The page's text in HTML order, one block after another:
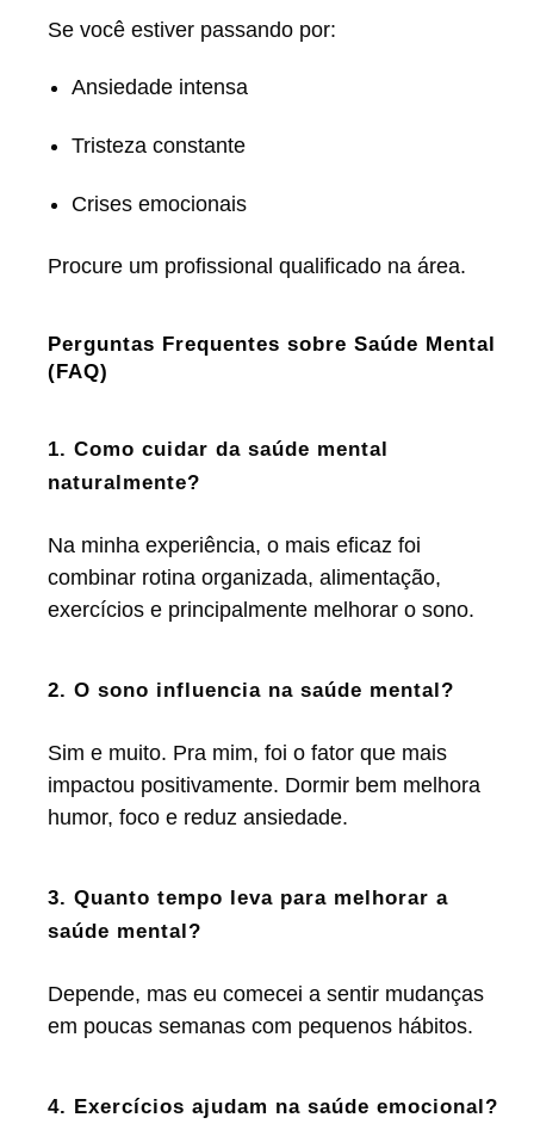
Se você estiver passando por:
Ansiedade intensa
Tristeza constante
Crises emocionais
Procure um profissional qualificado na área.
Perguntas Frequentes sobre Saúde Mental
(FAQ)
1. Como cuidar da saúde mental
naturalmente?
Na minha experiência, o mais eficaz foi
combinar rotina organizada, alimentação,
exercícios e principalmente melhorar o sono.
2. O sono influencia na saúde mental?
Sim e muito. Pra mim, foi o fator que mais
impactou positivamente. Dormir bem melhora
humor, foco e reduz ansiedade.
3. Quanto tempo leva para melhorar a
saúde mental?
Depende, mas eu comecei a sentir mudanças
em poucas semanas com pequenos hábitos.
4. Exercícios ajudam na saúde emocional?